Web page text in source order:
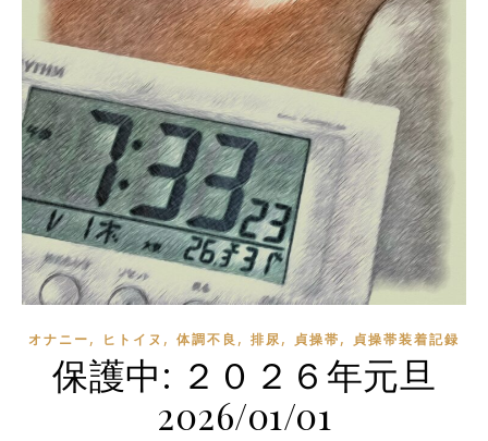
オナニー, ヒトイヌ , 体調不良 , 排尿, 貞操帯, 貞操帯装着記録
保護中: ２０２６年元旦
2026/01/01